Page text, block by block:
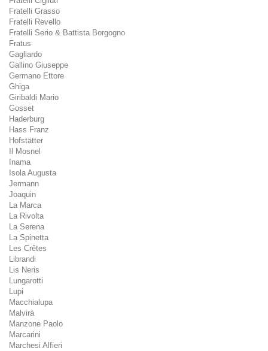
Fratelli Grasso
Fratelli Revello
Fratelli Serio & Battista Borgogno
Fratus
Gagliardo
Gallino Giuseppe
Germano Ettore
Ghiga
Giribaldi Mario
Gosset
Haderburg
Hass Franz
Hofstätter
Il Mosnel
Inama
Isola Augusta
Jermann
Joaquin
La Marca
La Rivolta
La Serena
La Spinetta
Les Crêtes
Librandi
Lis Neris
Lungarotti
Lupi
Macchialupa
Malvirà
Manzone Paolo
Marcarini
Marchesi Alfieri